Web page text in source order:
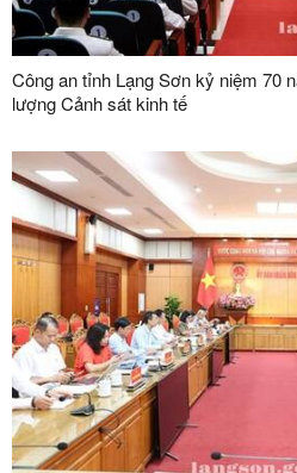
Công an tỉnh Lạng Sơn kỷ niệm 70
lượng Cảnh sát kinh tế